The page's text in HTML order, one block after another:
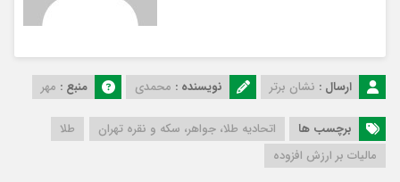
ارسال : نشان برتر نویسنده : محمدی منبع : مهر
برچسب ها اتحادیه طلا، جواهر، سکه و نقره تهران
طلا
مالیات بر ارزش افزوده